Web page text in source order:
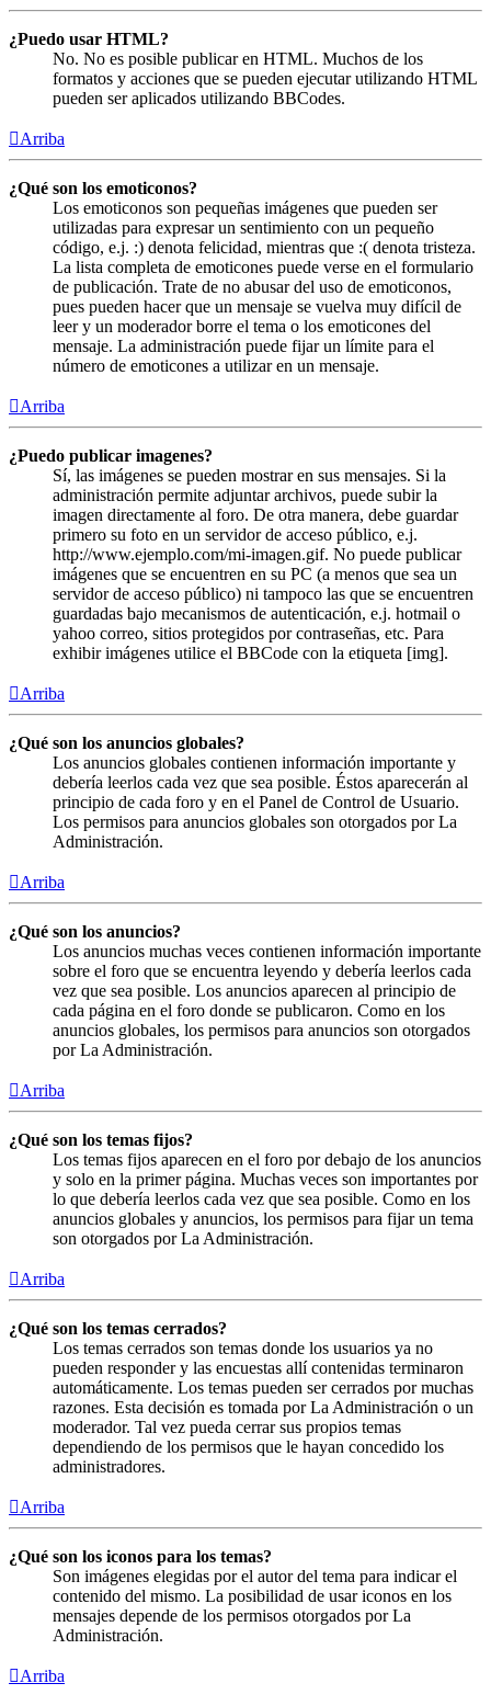
¿Puedo usar HTML?
No. No es posible publicar en HTML. Muchos de los
formatos y acciones que se pueden ejecutar utilizando HTML
pueden ser aplicados utilizando BBCodes.
Arriba
¿Qué son los emoticonos?
Los emoticonos son pequeñas imágenes que pueden ser
utilizadas para expresar un sentimiento con un pequeño
código, e.j. :) denota felicidad, mientras que :( denota tristeza.
La lista completa de emoticones puede verse en el formulario
de publicación. Trate de no abusar del uso de emoticonos,
pues pueden hacer que un mensaje se vuelva muy difícil de
leer y un moderador borre el tema o los emoticones del
mensaje. La administración puede fijar un límite para el
número de emoticones a utilizar en un mensaje.
Arriba
¿Puedo publicar imagenes?
Sí, las imágenes se pueden mostrar en sus mensajes. Si la
administración permite adjuntar archivos, puede subir la
imagen directamente al foro. De otra manera, debe guardar
primero su foto en un servidor de acceso público, e.j.
http://www.ejemplo.com/mi-imagen.gif. No puede publicar
imágenes que se encuentren en su PC (a menos que sea un
servidor de acceso público) ni tampoco las que se encuentren
guardadas bajo mecanismos de autenticación, e.j. hotmail o
yahoo correo, sitios protegidos por contraseñas, etc. Para
exhibir imágenes utilice el BBCode con la etiqueta [img].
Arriba
¿Qué son los anuncios globales?
Los anuncios globales contienen información importante y
debería leerlos cada vez que sea posible. Éstos aparecerán al
principio de cada foro y en el Panel de Control de Usuario.
Los permisos para anuncios globales son otorgados por La
Administración.
Arriba
¿Qué son los anuncios?
Los anuncios muchas veces contienen información importante
sobre el foro que se encuentra leyendo y debería leerlos cada
vez que sea posible. Los anuncios aparecen al principio de
cada página en el foro donde se publicaron. Como en los
anuncios globales, los permisos para anuncios son otorgados
por La Administración.
Arriba
¿Qué son los temas fijos?
Los temas fijos aparecen en el foro por debajo de los anuncios
y solo en la primer página. Muchas veces son importantes por
lo que debería leerlos cada vez que sea posible. Como en los
anuncios globales y anuncios, los permisos para fijar un tema
son otorgados por La Administración.
Arriba
¿Qué son los temas cerrados?
Los temas cerrados son temas donde los usuarios ya no
pueden responder y las encuestas allí contenidas terminaron
automáticamente. Los temas pueden ser cerrados por muchas
razones. Esta decisión es tomada por La Administración o un
moderador. Tal vez pueda cerrar sus propios temas
dependiendo de los permisos que le hayan concedido los
administradores.
Arriba
¿Qué son los iconos para los temas?
Son imágenes elegidas por el autor del tema para indicar el
contenido del mismo. La posibilidad de usar iconos en los
mensajes depende de los permisos otorgados por La
Administración.
Arriba